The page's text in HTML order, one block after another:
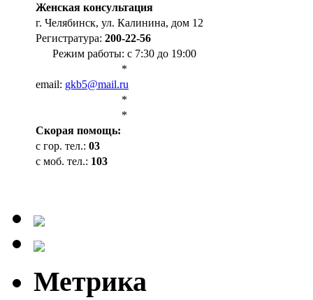
Женская консультация
г. Челябинск, ул. Калинина, дом 12
Регистратура: 200-22-56
Режим работы: с 7:30 до 19:00
*
email: gkb5@mail.ru
*
*
Cкорая помощь:
с гор. тел.: 03
с моб. тел.: 103
Метрика